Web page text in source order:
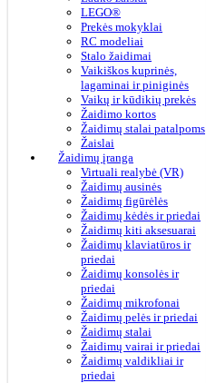
LEGO®
Prekės mokyklai
RC modeliai
Stalo žaidimai
Vaikiškos kuprinės,
lagaminai ir piniginės
Vaikų ir kūdikių prekės
Žaidimo kortos
Žaidimų stalai patalpoms
Žaislai
Žaidimų įranga
Virtuali realybė (VR)
Žaidimų ausinės
Žaidimų figūrėlės
Žaidimų kėdės ir priedai
Žaidimų kiti aksesuarai
Žaidimų klaviatūros ir
priedai
Žaidimų konsolės ir
priedai
Žaidimų mikrofonai
Žaidimų pelės ir priedai
Žaidimų stalai
Žaidimų vairai ir priedai
Žaidimų valdikliai ir
priedai